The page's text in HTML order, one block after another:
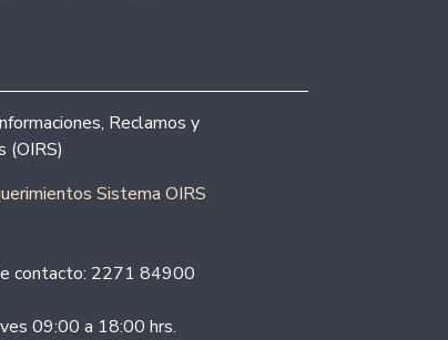
Reclamos y
(OIRS)
Sistema OIRS
contacto: 2271 84900
09:00 a 18:00 hrs.